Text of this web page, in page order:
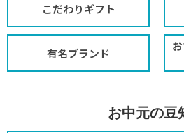
こだわりギフト
有名ブランド
お中元の豆